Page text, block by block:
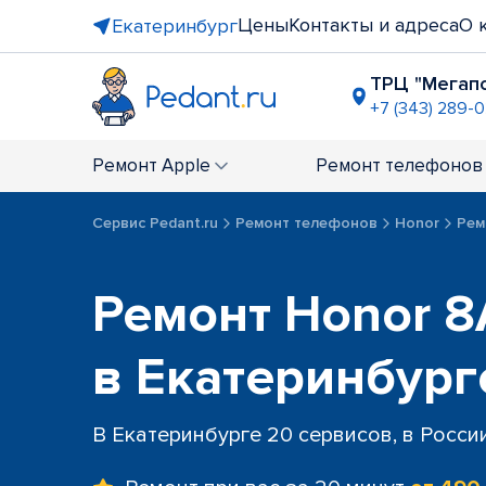
ЕкатеринбургЦеныКонтакты и адресаО
ТРЦ
+7 (343) 289-
+7 (343)
ТРЦ
+7 (343)
ост.
+7 (343)
ул.
+7 (343)
Ремонт Apple Ремонт телефонов
Сервис Pedant.ru Ремонт телефонов Honor
Ремонт Honor
в
В Екатеринбурге 20 сервисов, в